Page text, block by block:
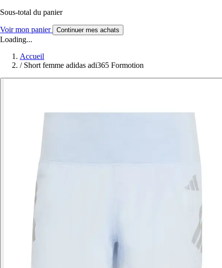
Sous-total du panier
Voir mon panier Continuer mes achats
Loading...
Accueil
/ Short femme adidas adi365 Formotion